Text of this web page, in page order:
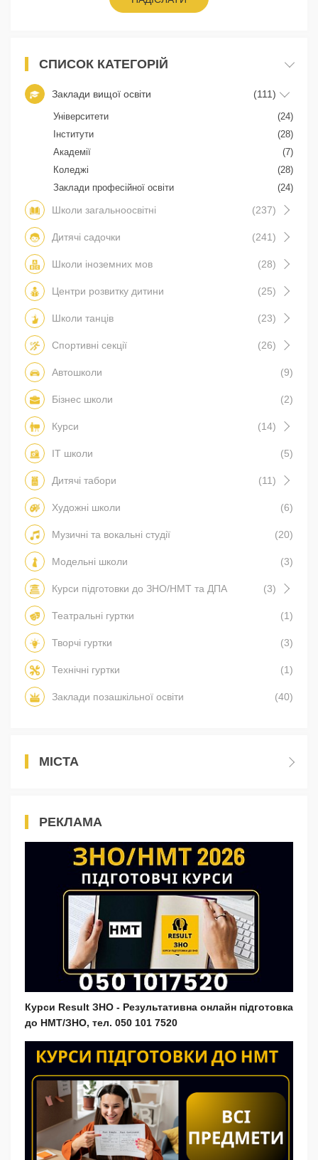
СПИСОК КАТЕГОРІЙ
Заклади вищої освіти (111)
Університети
(24)
Інститути
(28)
Академії
(7)
Коледжі
(28)
Заклади професійної освіти
(24)
Школи загальноосвітні (237)
Дитячі садочки (241)
Школи іноземних мов (28)
Центри розвитку дитини (25)
Школи танців (23)
Спортивні секції (26)
Автошколи (9)
Бізнес школи (2)
Курси (14)
IT школи (5)
Дитячі табори (11)
Художні школи (6)
Музичні та вокальні студії (20)
Модельні школи (3)
Курси підготовки до ЗНО/НМТ та ДПА (3)
Театральні гуртки (1)
Творчі гуртки (3)
Технічні гуртки (1)
Заклади позашкільної освіти (40)
МІСТА
РЕКЛАМА
Курси Result ЗНО - Результативна онлайн підготовка
до НМТ/ЗНО, тел. 050 101 7520